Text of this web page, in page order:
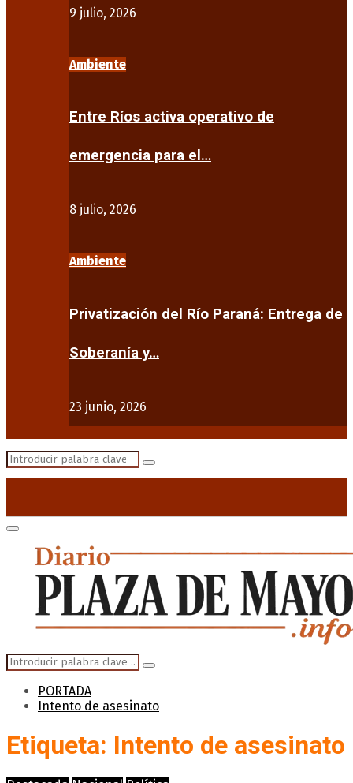
9 julio, 2026
Ambiente
Entre Ríos activa operativo de
emergencia para el…
8 julio, 2026
Ambiente
Privatización del Río Paraná: Entrega de
Soberanía y…
23 junio, 2026
Search
Search
Primary
Menu
Search
for:
Search
PORTADA
Intento de asesinato
Etiqueta: Intento de asesinato